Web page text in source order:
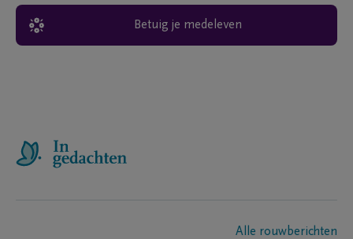
Betuig je medeleven
Alle rouwberichten